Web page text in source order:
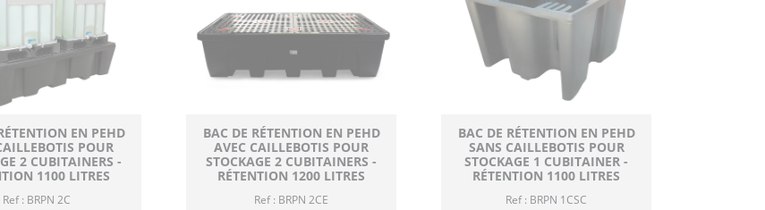
EN PEHD
POUR
2 CUBITAINERS -
1100 LITRES
Ref : BRPN 2C
BAC DE RÉTENTION EN PEHD
AVEC CAILLEBOTIS POUR
STOCKAGE 2 CUBITAINERS -
RÉTENTION 1200 LITRES
Ref : BRPN 2CE
BAC DE RÉTENTION EN PEHD
SANS CAILLEBOTIS POUR
STOCKAGE 1 CUBITAINER -
RÉTENTION 1100 LITRES
Ref : BRPN 1CSC